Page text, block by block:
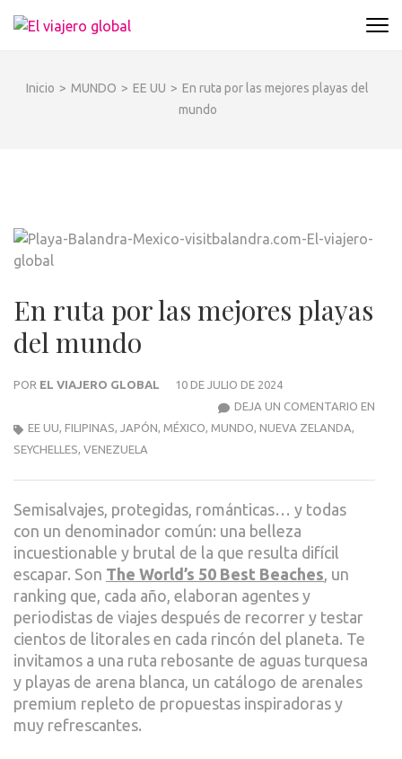
Un espacio donde descubrir la cara B de los
desde su música hasta su arquitectura o sus
Inicio > MUNDO > EE UU > En ruta por las mejores playas del
mundo
En ruta por las mejores playas
del mundo
POR EL VIAJERO GLOBAL
10 DE JULIO DE 2024
DEJA UN COMENTARIO EN
EE UU, FILIPINAS, JAPÓN, MÉXICO, MUNDO, NUEVA ZELANDA,
SEYCHELLES, VENEZUELA
Semisalvajes, protegidas, románticas… y todas
con un denominador común: una belleza
incuestionable y brutal de la que resulta difícil
escapar. Son The World’s 50 Best Beaches , un
ranking que, cada año, elaboran agentes y
periodistas de viajes después de recorrer y testar
cientos de litorales en cada rincón del planeta. Te
invitamos a una ruta rebosante de aguas turquesa
y playas de arena blanca, un catálogo de arenales
premium repleto de propuestas inspiradoras y
muy refrescantes.